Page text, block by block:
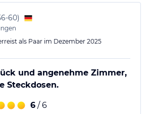
60)
als Paar im Dezember 2025
und angenehme Zimmer,
Steckdosen.
6 / 6